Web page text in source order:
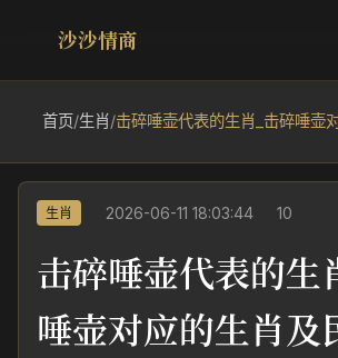
沙沙情商
首页/生肖/击碎唾壶代表的生肖_击碎唾壶
生肖 2026-06-11 18:03:44 10
击碎唾壶代表的生
唾壶对应的生肖及